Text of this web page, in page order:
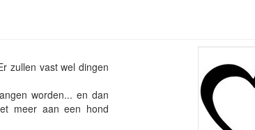
zullen vast wel dingen
worden... en dan
meer aan een hond